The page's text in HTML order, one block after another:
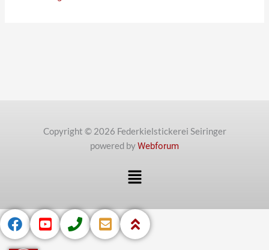
Copyright © 2026 Federkielstickerei Seiringer
powered byWebforum
Menü